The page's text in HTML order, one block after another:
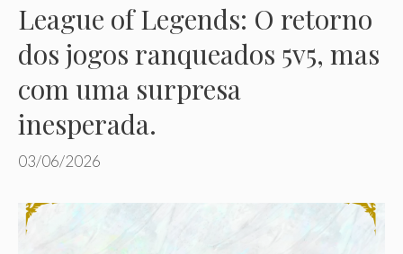
League of Legends: O retorno
dos jogos ranqueados 5v5, mas
com uma surpresa
inesperada.
03/06/2026